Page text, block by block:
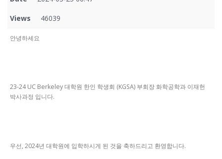
Views 46039
안녕하세요
23-24 UC Berkeley 대학원 한인 학생회 (KGSA) 부회장 화학공학과 이재헌
박사과정 입니다.
우선, 2024년 대학원에 입학하시게 된 것을 축하드리고 환영합니다.